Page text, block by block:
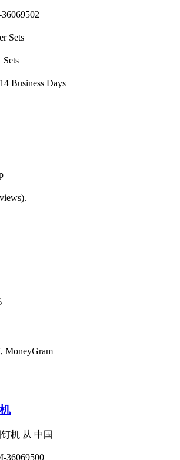
Sets
Sets
Business Days
MoneyGram
机 从 中国
36069500